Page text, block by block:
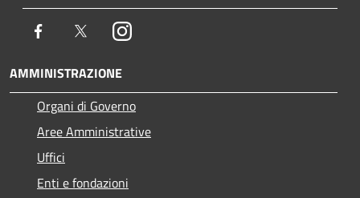
Facebook TwitterInstagram
AMMINISTRAZIONE
Organi di Governo
Aree Amministrative
Uffici
Enti e fondazioni